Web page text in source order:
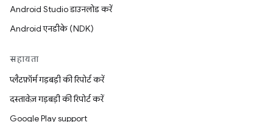
Android Studio डाउनलोड करें
Android एनडीके (NDK)
सहायता
प्लैटफ़ॉर्म गड़बड़ी की रिपोर्ट करें
दस्तावेज़ गड़बड़ी की रिपोर्ट करें
Google Play support